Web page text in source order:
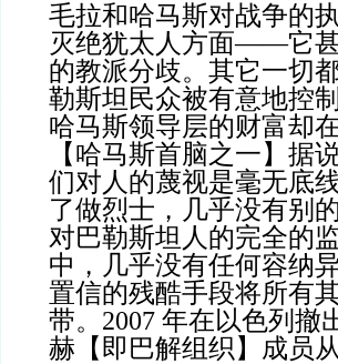
毛拉和哈马斯对战争的
灭绝犹太人方面——它
的教派分歧。其它一切
勒斯坦民众被有意地控
哈马斯领导层的财富却
【哈马斯首脑之一】据
们对人的蔑视是毫无底
了做烈士，几乎没有别
对巴勒斯坦人的完全的
中，几乎没有任何容纳
置信的残酷手段将所有
带。2007 年在以色列撤
赫【即巴解组织】成员